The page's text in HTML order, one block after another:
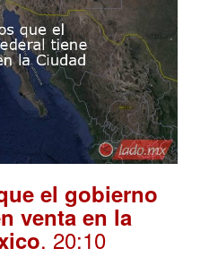
el gobierno
venta en la
. 20:10